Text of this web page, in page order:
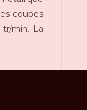
coupes
min. La